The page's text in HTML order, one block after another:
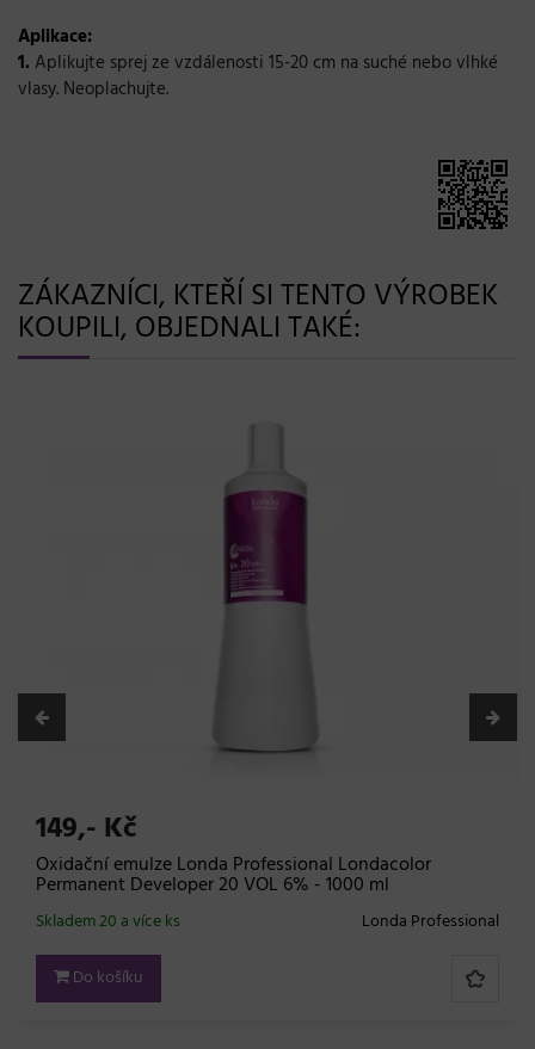
Aplikace:
1. Aplikujte sprej ze vzdálenosti 15-20 cm na suché nebo vlhké
vlasy. Neoplachujte.
ZÁKAZNÍCI, KTEŘÍ SI TENTO VÝROBEK
KOUPILI, OBJEDNALI TAKÉ:
149,- Kč
Oxidační emulze Londa Professional Londacolor
Permanent Developer 20 VOL 6% - 1000 ml
Londa Professional
Skladem 20 a více ks
Do košíku